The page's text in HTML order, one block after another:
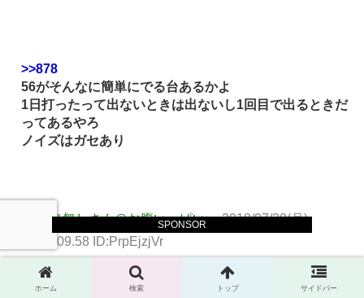
SPONSOR
>>878
56がそんなに簡単にでる台あるかよ
1日打ったって出ないときは出ないし1回目で出るときだ
ってあるやろ
ノイズはガセあり
名無しさん＠お腹いっぱい。 2018/07/30(月)
22:04:09.58 ID:PrpEjzjVr
ホーム 検索 トップ サイドバー